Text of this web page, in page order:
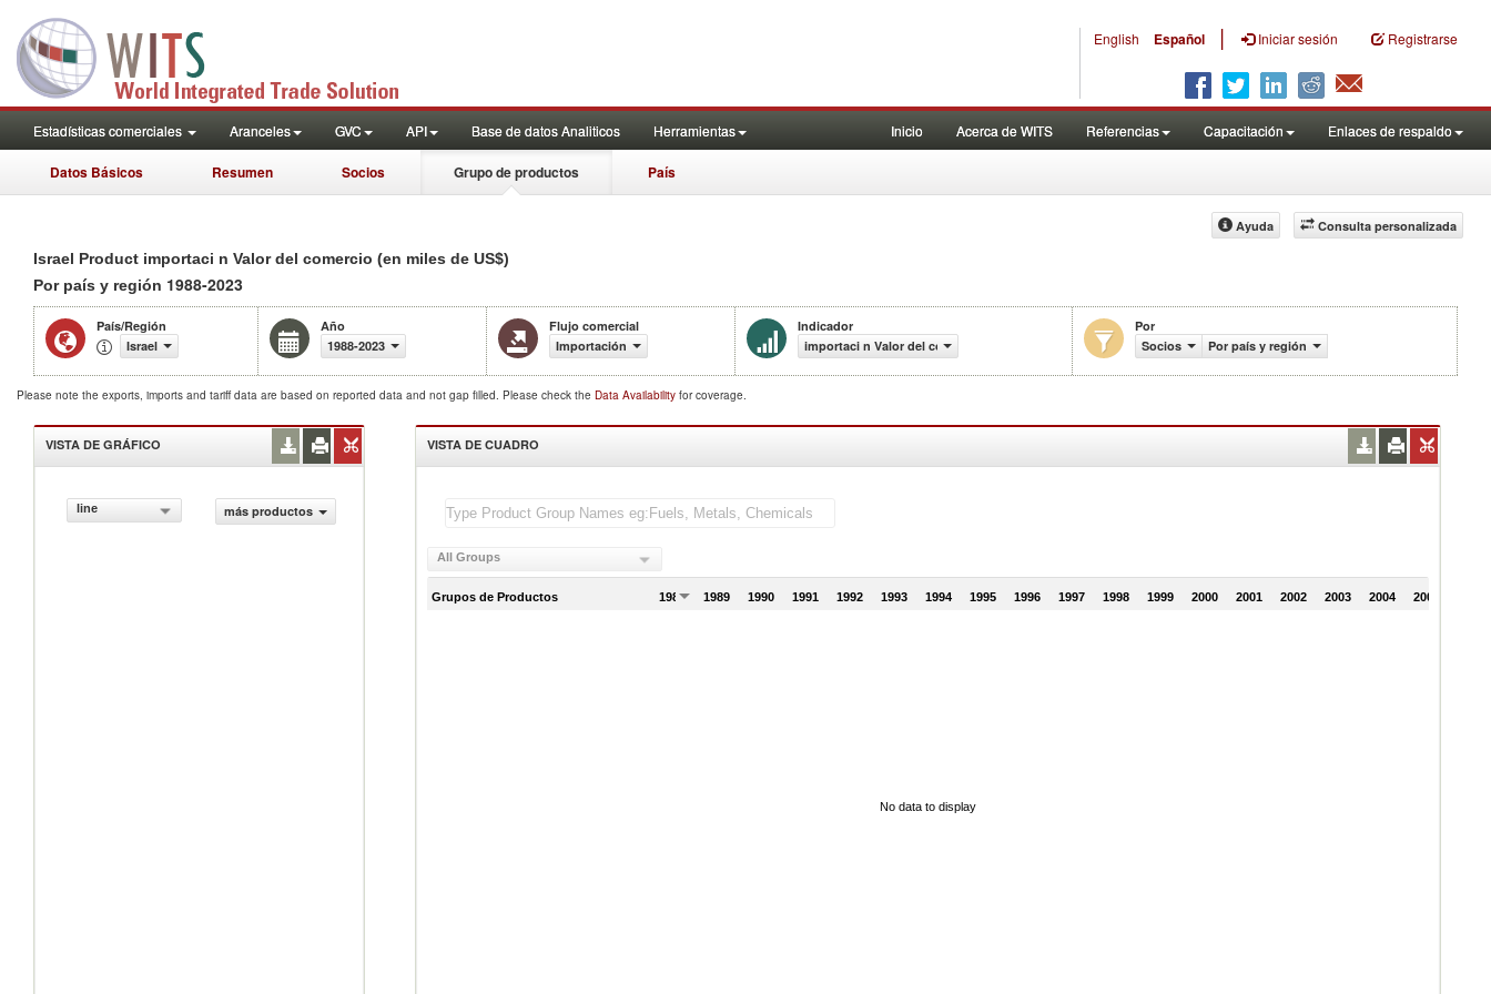
English Español | Iniciar sesión Registrarse
Estadísticas comerciales Aranceles GVC API Base de datos Analiticos Herramientas Inicio Acerca de WITS Referencias Capacitación Enlaces de respaldo
Datos Básicos Resumen Socios Grupo de productos País
Consulta personalizada
Ayuda
Israel Product importaci n Valor del comercio (en miles de US$)
Por país y región 1988-2023
País/Región
Israel
Año
1988-2023
Flujo comercial
Importación
Indicador
importaci n Valor del comercio (en miles de US$)
Por
Socios
Por país y región
Please note the exports, imports and tariff data are based on reported data and not gap filled. Please check the Data Availability for coverage.
VISTA DE GRÁFICO
line más productos
VISTA DE CUADRO
All Groups
Grupos de Productos 1988 1989 1990 1991 1992 1993 1994 1995 1996 1997 1998 1999 2000 2001 2002 2003 2004 2005
No data to display